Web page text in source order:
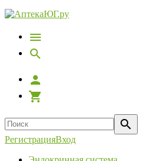
РегистрацияВход